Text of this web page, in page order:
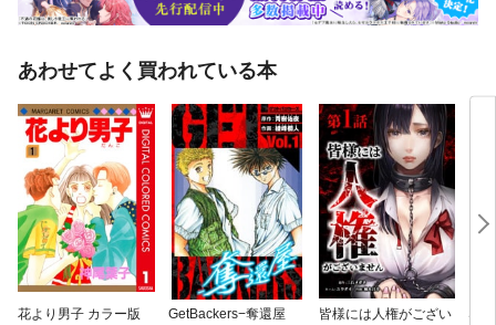
あわせてよく買われている本
花より男子 カラー版
GetBackers−奪還屋
皆様には人権がござい